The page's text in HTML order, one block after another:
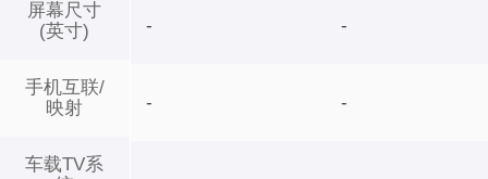
屏幕尺寸
(英寸)
手机互联/
映射
车载TV系
- -
- -